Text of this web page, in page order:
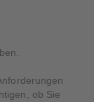
ob Sie